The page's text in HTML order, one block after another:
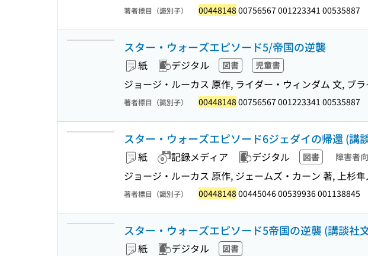
著者標目（識別子） 00448148 00756567 001223341 00535887
スター・ウォーズエピソード5/帝国の逆襲
紙 デジタル 図書 児童書
ジョージ・ルーカス 原作, ライダー・ウィンダム 文, ブ
著者標目（識別子） 00448148 00756567 001223341 00535887
スター・ウォーズエピソード6ジェダイの帰還 (講
紙 記録メディア デジタル 図書 障害者
ジョージ・ルーカス 原作, ジェームズ・カーン 著, 上杉
著者標目（識別子） 00448148 00445046 00539936 001138845
スター・ウォーズエピソード5帝国の逆襲 (講談社
紙 デジタル 図書